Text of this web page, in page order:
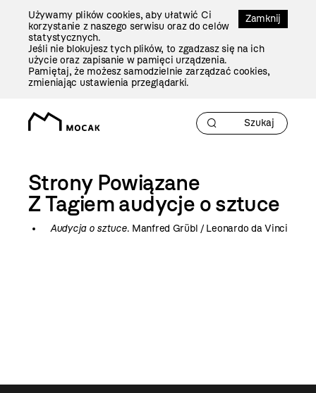
Zamknij
Używamy plików cookies, aby ułatwić Ci
korzystanie z naszego serwisu oraz do celów
statystycznych.
Jeśli nie blokujesz tych plików, to zgadzasz się na ich
użycie oraz zapisanie w pamięci urządzenia.
Pamiętaj, że możesz samodzielnie zarządzać cookies,
zmieniając ustawienia przeglądarki.
Strony Powiązane
Z Tagiemaudycje o sztuce
Audycja o sztuce. Manfred Grübl / Leonardo da Vinci